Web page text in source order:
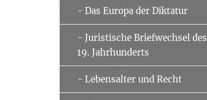
- Das Europa der Diktatur
- Juristische Briefwechsel des
19. Jahrhunderts
- Lebensalter und Recht